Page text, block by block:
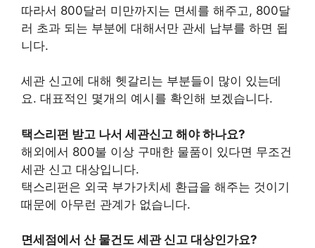
따라서 800달러 미만까지는 면세를 해주고, 800달
러 초과 되는 부분에 대해서만 관세 납부를 하면 됩
니다.
세관 신고에 대해 헷갈리는 부분들이 많이 있는데
요. 대표적인 몇개의 예시를 확인해 보겠습니다.
택스리펀 받고 나서 세관신고 해야 하나요?
해외에서 800불 이상 구매한 물품이 있다면 무조건
세관 신고 대상입니다.
택스리펀은 외국 부가가치세 환급을 해주는 것이기
때문에 아무런 관계가 없습니다.
면세점에서 산 물건도 세관 신고 대상인가요?